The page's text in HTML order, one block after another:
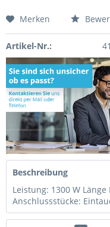
Merken
Artikel-Nr.:
Beschreibung
Leistung: 1300 W
Anschlussstücke: